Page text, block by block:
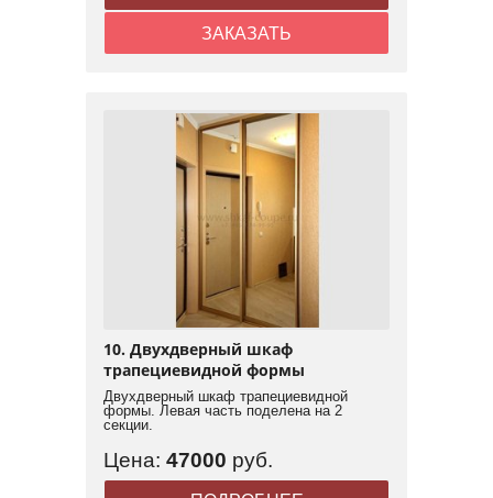
ЗАКАЗАТЬ
10. Двухдверный шкаф
трапециевидной формы
Двухдверный шкаф трапециевидной
формы. Левая часть поделена на 2
секции.
Цена: 47000 руб.